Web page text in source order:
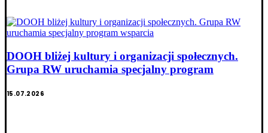
DOOH bliżej kultury i organizacji społecznych.
Grupa RW uruchamia specjalny program
15.07.2026